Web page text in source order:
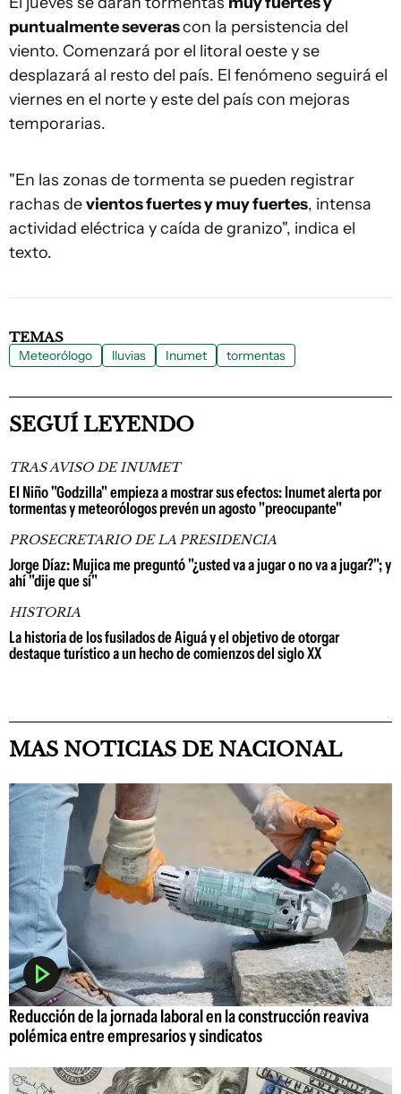
puntualmente severascon la persistencia del
viento. Comenzará por el litoral oeste y se
desplazará al resto del país. El fenómeno seguirá el
viernes en el norte y este del país con mejoras
temporarias.
"En las zonas de tormenta se pueden registrar
rachas devientos fuertes y muy fuertes, intensa
actividad eléctrica y caída de granizo", indica el
texto.
TEMAS
Meteorólogo lluvias Inumet tormentas
SEGUÍ LEYENDO
TRAS AVISO DE INUMET
El Niño "Godzilla" empieza a mostrar sus efectos: Inumet alerta por
tormentas y meteorólogos prevén un agosto "preocupante"
PROSECRETARIO DE LA PRESIDENCIA
Jorge Díaz: Mujica me preguntó "¿usted va a jugar o no va a jugar?"; y
ahí "dije que sí"
HISTORIA
La historia de los fusilados de Aiguá y el objetivo de otorgar
destaque turístico a un hecho de comienzos del siglo XX
MAS NOTICIAS DE NACIONAL
Reducción de la jornada laboral en la construcción reaviva
polémica entre empresarios y sindicatos